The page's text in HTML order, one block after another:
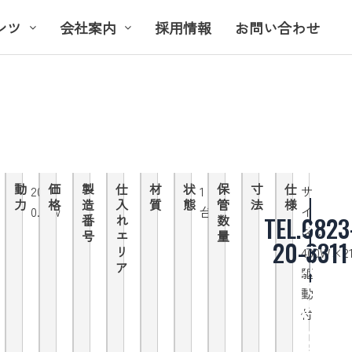
ツ 会社案内 採用情報 お問い合わせ
動
力
200V
0.2kw
価
格
製
造
番
号
仕
入
れ
エ
リ
ア
材
質
状
態
1
台
保
管
数
量
寸
法
仕
様
サ
イ
ズ：
駆
動
付
20-3311
メ
ー
ル
で
問
い